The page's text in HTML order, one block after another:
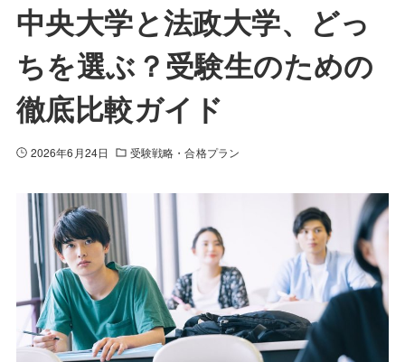
中央大学と法政大学、どっ
ちを選ぶ？受験生のための
徹底比較ガイド
2026年6月24日 受験戦略・合格プラン